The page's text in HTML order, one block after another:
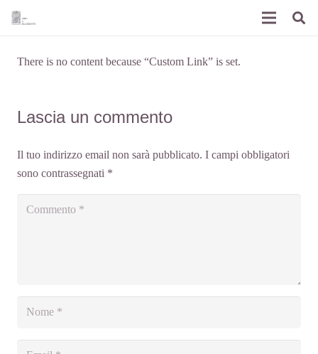
There is no content because “Custom Link” is set.
Lascia un commento
Il tuo indirizzo email non sarà pubblicato. I campi obbligatori
sono contrassegnati *